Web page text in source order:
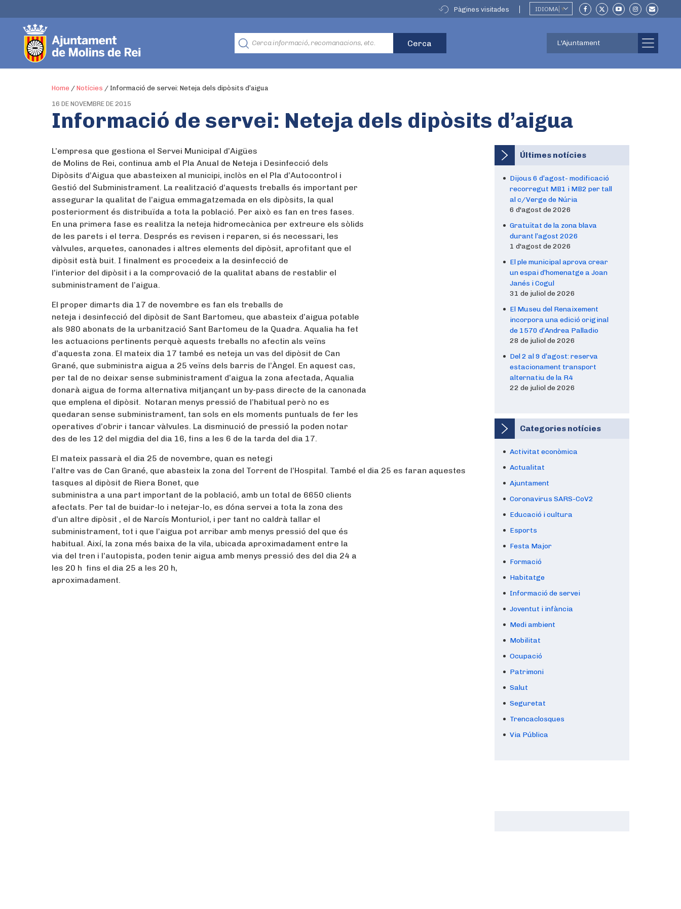
Pàgines visitades IDIOMA ▼
L'Ajuntament
Home / Notícies / Informació de servei: Neteja dels dipòsits d’aigua
16 DE NOVEMBRE DE 2015
Informació de servei: Neteja dels dipòsits d’aigua
L’empresa que gestiona el Servei Municipal d’Aigües
de Molins de Rei, continua amb el Pla Anual de Neteja i Desinfecció dels
Dipòsits d’Aigua que abasteixen al municipi, inclòs en el Pla d’Autocontrol i
Gestió del Subministrament. La realització d’aquests treballs és important per
assegurar la qualitat de l’aigua emmagatzemada en els dipòsits, la qual
posteriorment és distribuïda a tota la població. Per això es fan en tres fases.
En una primera fase es realitza la neteja hidromecànica per extreure els sòlids
de les parets i el terra. Després es revisen i reparen, si és necessari, les
vàlvules, arquetes, canonades i altres elements del dipòsit, aprofitant que el
dipòsit està buit. I finalment es procedeix a la desinfecció de
l’interior del dipòsit i a la comprovació de la qualitat abans de restablir el
subministrament de l’aigua.
El proper dimarts dia 17 de novembre es fan els treballs de
neteja i desinfecció del dipòsit de Sant Bartomeu, que abasteix d’aigua potable
als 980 abonats de la urbanització Sant Bartomeu de la Quadra. Aqualia ha fet
les actuacions pertinents perquè aquests treballs no afectin als veïns
d’aquesta zona. El mateix dia 17 també es neteja un vas del dipòsit de Can
Grané, que subministra aigua a 25 veïns dels barris de l’Àngel. En aquest cas,
per tal de no deixar sense subministrament d’aigua la zona afectada, Aqualia
donarà aigua de forma alternativa mitjançant un by-pass directe de la canonada
que emplena el dipòsit. Notaran menys pressió de l’habitual però no es
quedaran sense subministrament, tan sols en els moments puntuals de fer les
operatives d’obrir i tancar vàlvules. La disminució de pressió la poden notar
des de les 12 del migdia del dia 16, fins a les 6 de la tarda del dia 17.
El mateix passarà el dia 25 de novembre, quan es netegi
l’altre vas de Can Grané, que abasteix la zona del Torrent de l’Hospital. També el dia 25 es faran aquestes
tasques al dipòsit de Riera Bonet, que
subministra a una part important de la població, amb un total de 6650 clients
afectats. Per tal de buidar-lo i netejar-lo, es dóna servei a tota la zona des
d’un altre dipòsit , el de Narcís Monturiol, i per tant no caldrà tallar el
subministrament, tot i que l’aigua pot arribar amb menys pressió del que és
habitual. Així, la zona més baixa de la vila, ubicada aproximadament entre la
via del tren i l’autopista, poden tenir aigua amb menys pressió des del dia 24 a
les 20 h fins el dia 25 a les 20 h,
aproximadament.
Últimes notícies
Dijous 6 d’agost- modificació
recorregut MB1 i MB2 per tall
al c/Verge de Núria
6 d'agost de 2026
Gratuïtat de la zona blava
durant l’agost 2026
1 d'agost de 2026
El ple municipal aprova crear
un espai d’homenatge a Joan
Janés i Cogul
31 de juliol de 2026
El Museu del Renaixement
incorpora una edició original
de 1570 d’Andrea Palladio
28 de juliol de 2026
Del 2 al 9 d’agost: reserva
estacionament transport
alternatiu de la R4
22 de juliol de 2026
Categories notícies
Activitat econòmica
Actualitat
Ajuntament
Coronavirus SARS-CoV2
Educació i cultura
Esports
Festa Major
Formació
Habitatge
Informació de servei
Joventut i infància
Medi ambient
Mobilitat
Ocupació
Patrimoni
Salut
Seguretat
Trencaclosques
Via Pública